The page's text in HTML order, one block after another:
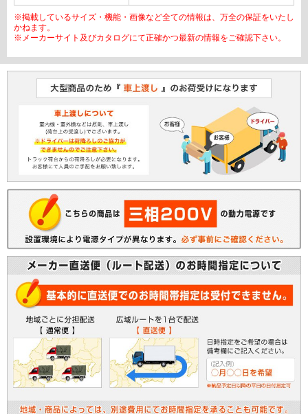
※掲載しているサイズ・機能・画像など全ての情報は、万全の保証をいたし
かねます。
※メーカーサイト及びカタログにて正確かつ最新の情報をご確認下さい。